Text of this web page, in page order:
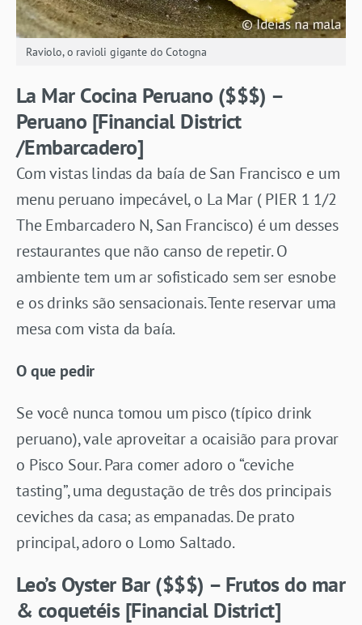
Raviolo, o ravioli gigante do Cotogna
La Mar Cocina Peruano ($$$) –
Peruano [Financial District
/Embarcadero]
Com vistas lindas da baía de San Francisco e um
menu peruano impecável, o La Mar ( PIER 1 1/2
The Embarcadero N, San Francisco) é um desses
restaurantes que não canso de repetir. O
ambiente tem um ar sofisticado sem ser esnobe
e os drinks são sensacionais. Tente reservar uma
mesa com vista da baía.
O que pedir
Se você nunca tomou um pisco (típico drink
peruano), vale aproveitar a ocaisião para provar
o Pisco Sour. Para comer adoro o “ceviche
tasting”, uma degustação de três dos principais
ceviches da casa; as empanadas. De prato
principal, adoro o Lomo Saltado.
Leo’s Oyster Bar ($$$) – Frutos do mar
& coquetéis [Financial District]